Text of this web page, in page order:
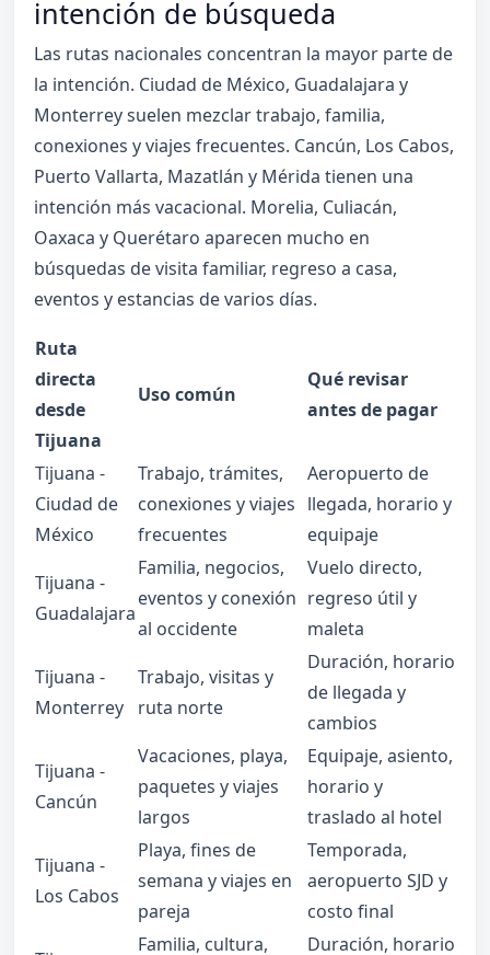
intención de búsqueda
Las rutas nacionales concentran la mayor parte de
la intención. Ciudad de México, Guadalajara y
Monterrey suelen mezclar trabajo, familia,
conexiones y viajes frecuentes. Cancún, Los Cabos,
Puerto Vallarta, Mazatlán y Mérida tienen una
intención más vacacional. Morelia, Culiacán,
Oaxaca y Querétaro aparecen mucho en
búsquedas de visita familiar, regreso a casa,
eventos y estancias de varios días.
Ruta
directa
desde
Tijuana
Uso común
Qué revisar
antes de pagar
Tijuana -
Ciudad de
México
Trabajo, trámites,
conexiones y viajes
frecuentes
Aeropuerto de
llegada, horario y
equipaje
Tijuana -
Guadalajara
Familia, negocios,
eventos y conexión
al occidente
Vuelo directo,
regreso útil y
maleta
Tijuana -
Monterrey
Trabajo, visitas y
ruta norte
Duración, horario
de llegada y
cambios
Tijuana -
Cancún
Vacaciones, playa,
paquetes y viajes
largos
Equipaje, asiento,
horario y
traslado al hotel
Tijuana -
Los Cabos
Playa, fines de
semana y viajes en
pareja
Temporada,
aeropuerto SJD y
costo final
Familia, cultura, Duración, horario